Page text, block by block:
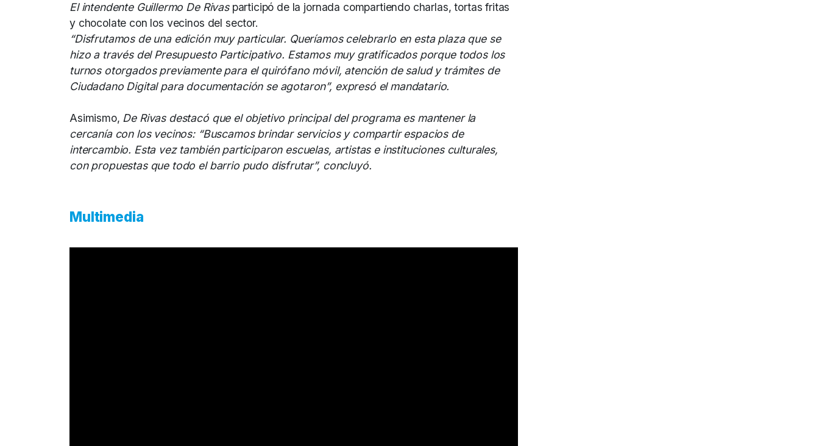
El intendente Guillermo De Rivas participó de la jornada compartiendo charlas, tortas fritas
y chocolate con los vecinos del sector.
“Disfrutamos de una edición muy particular. Queríamos celebrarlo en esta plaza que se
hizo a través del Presupuesto Participativo. Estamos muy gratificados porque todos los
turnos otorgados previamente para el quirófano móvil, atención de salud y trámites de
Ciudadano Digital para documentación se agotaron”, expresó el mandatario.
Asimismo, De Rivas destacó que el objetivo principal del programa es mantener la
cercanía con los vecinos: “Buscamos brindar servicios y compartir espacios de
intercambio. Esta vez también participaron escuelas, artistas e instituciones culturales,
con propuestas que todo el barrio pudo disfrutar”, concluyó.
Multimedia